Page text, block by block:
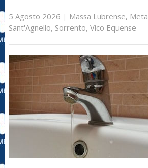
5 Agosto 2026 | Massa Lubrense, Meta
Sant'Agnello, Sorrento, Vico Equense